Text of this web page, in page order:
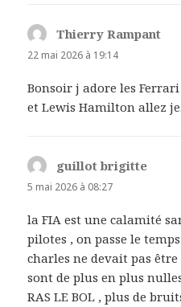
Thierry Rampant
22 mai 2026 à 19:14
Bonsoir j adore les
et Lewis Hamilton allez
guillot brigitte
5 mai 2026 à 08:27
la FIA est une calamité
pilotes , on passe le
charles ne devait pas
sont de plus en plus
RAS LE BOL , plus de